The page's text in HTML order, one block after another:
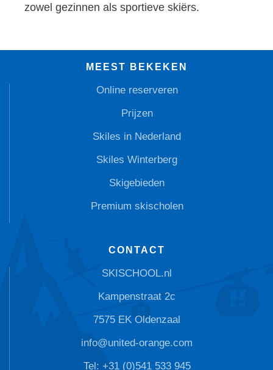
zowel gezinnen als sportieve skiërs.
MEEST BEKEKEN
Online reserveren
Prijzen
Skiles in Nederland
Skiles Winterberg
Skigebieden
Premium skischolen
CONTACT
SKISCHOOL.nl
Kampenstraat 2c
7575 EK Oldenzaal
info@united-orange.com
Tel: +31 (0)541 533 945